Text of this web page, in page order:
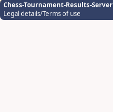
Chess-Tournament-Results-Server
Legal details/Terms of use